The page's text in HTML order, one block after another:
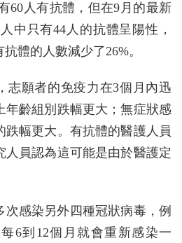
60人有抗體，但在9月的最新
中只有44人的抗體呈陽性，
體的人數減少了26%。
志願者的免疫力在3個月內迅
年齡組別跌幅更大；無症狀感
跌幅更大。有抗體的醫護人員
人員認為這可能是由於醫護定
次感染另外四種冠狀病毒，例
6到12個月就會重新感染一